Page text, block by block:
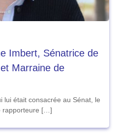
Imbert, Sénatrice de
Marraine de
lui était consacrée au Sénat, le
rapporteure […]